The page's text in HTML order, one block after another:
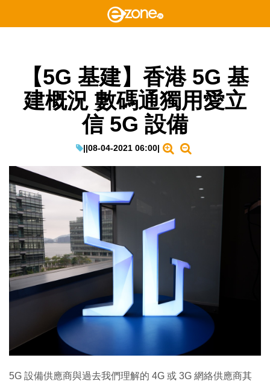
【5G 基建】香港 5G 基
建概況 數碼通獨用愛立
信 5G 設備
||08-04-2021 06:00|
5G 設備供應商與過去我們理解的 4G 或 3G 網絡供應商其